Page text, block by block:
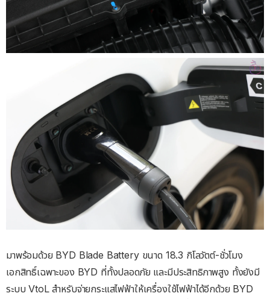
มาพร้อมด้วย BYD Blade Battery ขนาด 18.3 กิโลวัตต์-ชั่วโมง
เอกสิทธิ์เฉพาะของ BYD ที่ทั้งปลอดภัย และมีประสิทธิภาพสูง ทั้งยังมี
ระบบ VtoL สำหรับจ่ายกระแสไฟฟ้าให้เครื่องใช้ไฟฟ้าได้อีกด้วย BYD